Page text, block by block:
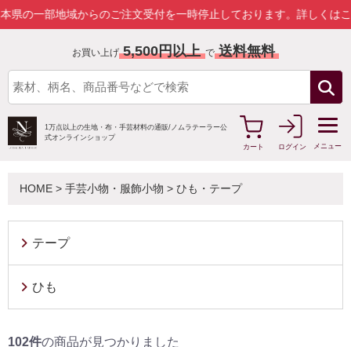
のご注文受付を一時停止しております。詳しくはこちら
お買い上げ 5,500円以上 で 送料無料
1万点以上の生地・布・手芸材料の通販/ ノムラテーラー公
式オンラインショップ
カート
ログイン メニュー
HOME > 手芸小物・服飾小物 > ひも・テープ
テープ
ひも
102件の商品が見つかりました